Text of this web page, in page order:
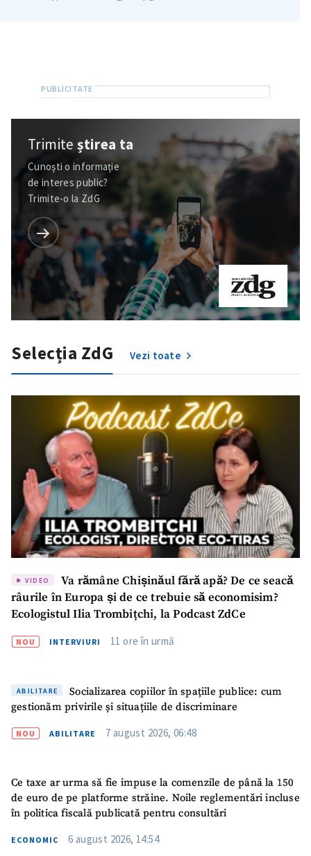
Trimiteștirea ta
Cunoști o informație
de interes public?
Trimite-o la ZdG
Selecția ZdG Vezi toate
VIDEO
Va rămâne Chișinăul fără apă? De ce seacă
râurile în Europa și de ce trebuie să economisim?
Ecologistul Ilia Trombițchi, la Podcast ZdCe
NOU INTERVIURI 11 ore în urmă
ABILITARE
Socializarea copiilor în spațiile publice: cum
gestionăm privirile și situațiile de discriminare
NOU ABILITARE 7 august 2026, 06:48
Ce taxe ar urma să fie impuse la comenzile de până la 150
de euro de pe platforme străine. Noile reglementări incluse
în politica fiscală publicată pentru consultări
ECONOMIC 6 august 2026, 14:54